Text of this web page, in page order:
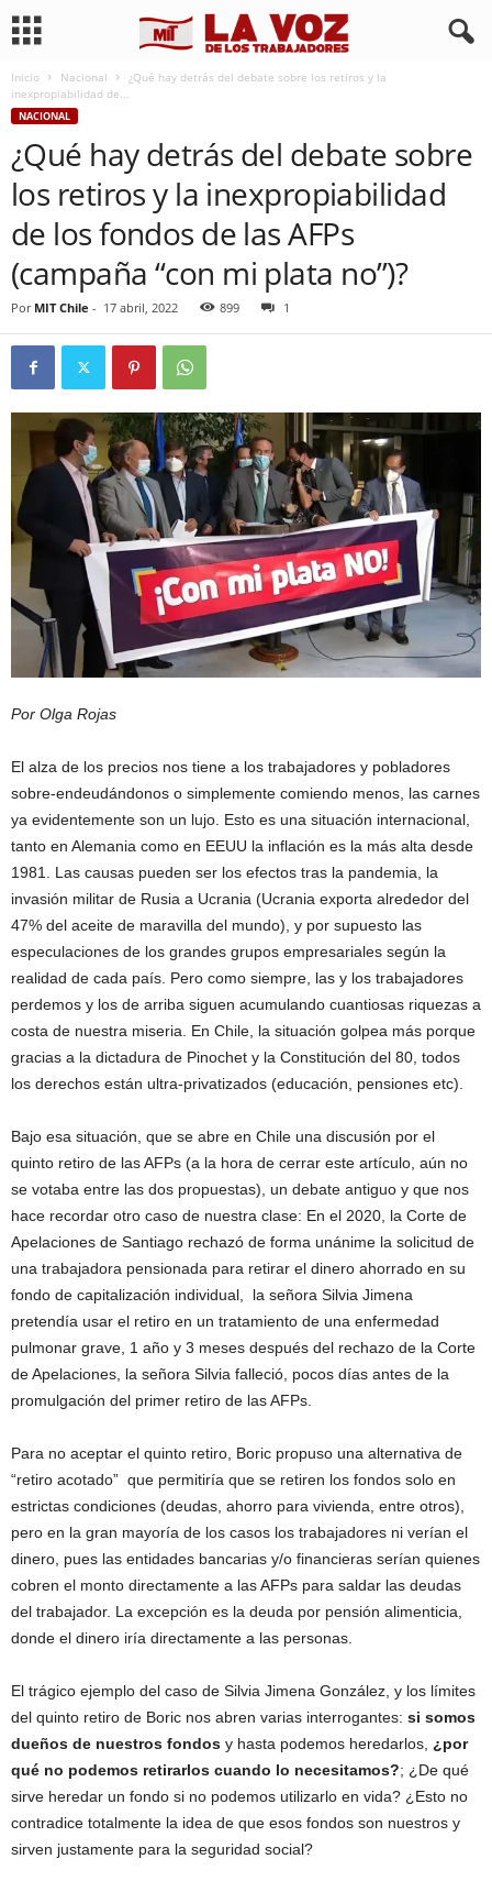
Inicio Nacional
¿Qué hay detrás del debate sobre los retiros y la
inexpropiabilidad de...
NACIONAL
¿Qué hay detrás del debate sobre
los retiros y la inexpropiabilidad
de los fondos de las AFPs
(campaña “con mi plata no”)?
Por MIT Chile - 17 abril, 2022 899 1
Por Olga Rojas
El alza de los precios nos tiene a los trabajadores y pobladores
sobre-endeudándonos o simplemente comiendo menos, las carnes
ya evidentemente son un lujo. Esto es una situación internacional,
tanto en Alemania como en EEUU la inflación es la más alta desde
1981. Las causas pueden ser los efectos tras la pandemia, la
invasión militar de Rusia a Ucrania (Ucrania exporta alrededor del
47% del aceite de maravilla del mundo), y por supuesto las
especulaciones de los grandes grupos empresariales según la
realidad de cada país. Pero como siempre, las y los trabajadores
perdemos y los de arriba siguen acumulando cuantiosas riquezas a
costa de nuestra miseria. En Chile, la situación golpea más porque
gracias a la dictadura de Pinochet y la Constitución del 80, todos
los derechos están ultra-privatizados (educación, pensiones etc).
Bajo esa situación, que se abre en Chile una discusión por el
quinto retiro de las AFPs (a la hora de cerrar este artículo, aún no
se votaba entre las dos propuestas), un debate antiguo y que nos
hace recordar otro caso de nuestra clase: En el 2020, la Corte de
Apelaciones de Santiago rechazó de forma unánime la solicitud de
una trabajadora pensionada para retirar el dinero ahorrado en su
fondo de capitalización individual, la señora Silvia Jimena
pretendía usar el retiro en un tratamiento de una enfermedad
pulmonar grave, 1 año y 3 meses después del rechazo de la Corte
de Apelaciones, la señora Silvia falleció, pocos días antes de la
promulgación del primer retiro de las AFPs.
Para no aceptar el quinto retiro, Boric propuso una alternativa de
“retiro acotado” que permitiría que se retiren los fondos solo en
estrictas condiciones (deudas, ahorro para vivienda, entre otros),
pero en la gran mayoría de los casos los trabajadores ni verían el
dinero, pues las entidades bancarias y/o financieras serían quienes
cobren el monto directamente a las AFPs para saldar las deudas
del trabajador. La excepción es la deuda por pensión alimenticia,
donde el dinero iría directamente a las personas.
El trágico ejemplo del caso de Silvia Jimena González, y los límites
del quinto retiro de Boric nos abren varias interrogantes: si somos
dueños de nuestros fondos y hasta podemos heredarlos, ¿por
qué no podemos retirarlos cuando lo necesitamos?; ¿De qué
sirve heredar un fondo si no podemos utilizarlo en vida? ¿Esto no
contradice totalmente la idea de que esos fondos son nuestros y
sirven justamente para la seguridad social?